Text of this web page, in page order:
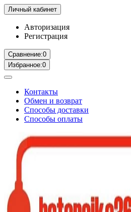
Личный кабинет
Авторизация
Регистрация
Сравнение:0
Избранное:0
Контакты
Обмен и возврат
Способы доставки
Способы оплаты